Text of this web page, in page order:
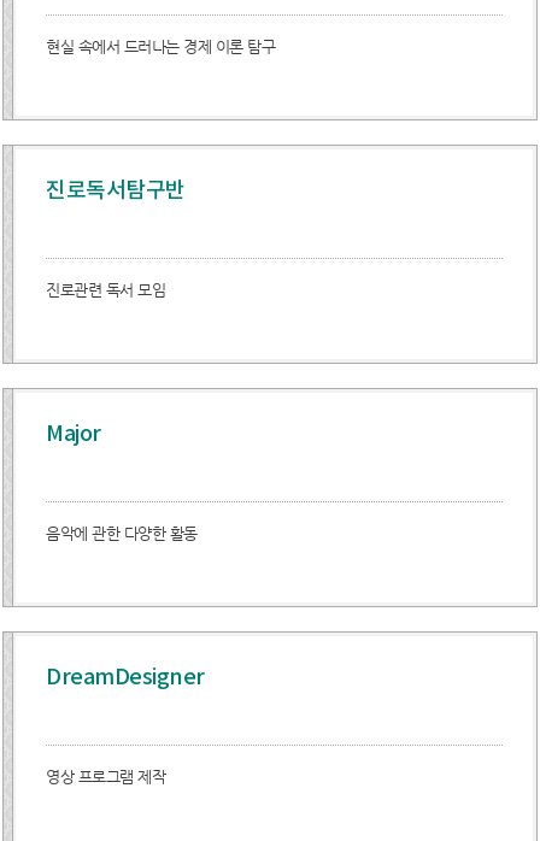
현실 속에서 드러나는 경제 이론 탐구
진로독서탐구반
진로관련 독서 모임
Major
음악에 관한 다양한 활동
DreamDesigner
영상 프로그램 제작